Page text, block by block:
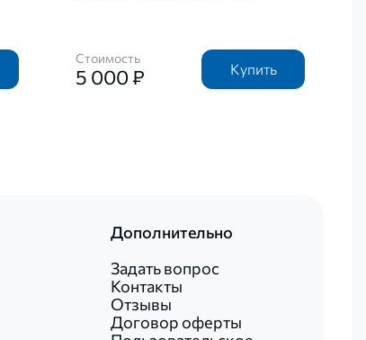
Стоимость
5 000 ₽ Купить
Дополнительно
Задать вопрос
Контакты
Отзывы
Договор оферты